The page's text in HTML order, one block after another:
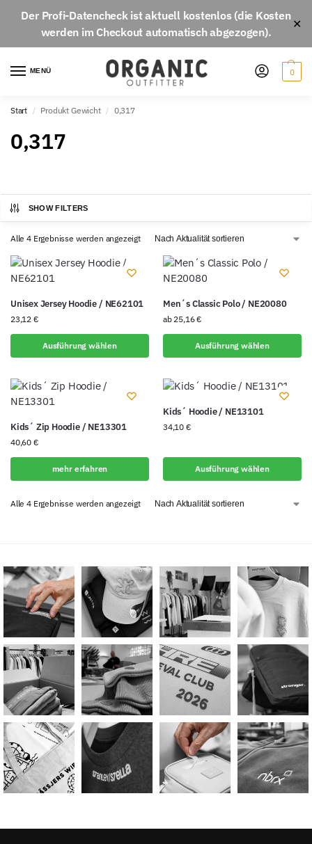
Der Profi-Datencheckist aktuell kostenlos(die Kosten
werden im Checkout automatisch abgezogen).
✕
MENÜ 0
Start / Produkt Gewicht / 0,317
0,317
SHOW FILTERS
Alle 4 Ergebnisse werden angezeigt
Unisex Jersey Hoodie / NE62101
23,12 €
Ausführung wählen
Men´s Classic Polo / NE20080
ab 25,16€
Ausführung wählen
Kids´ Zip Hoodie / NE13301
40,60 €
mehr erfahren
Kids´ Hoodie / NE13101
34,10 €
Ausführung wählen
Alle 4 Ergebnisse werden angezeigt